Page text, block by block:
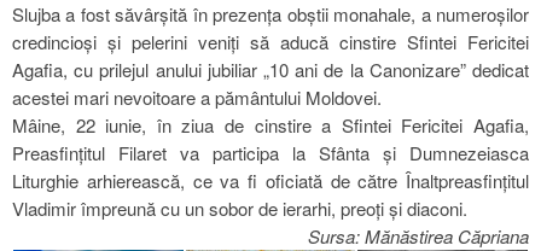
Slujba a fost săvârșită în prezența obștii monahale, a numeroșilor
credincioși și pelerini veniți să aducă cinstire Sfintei Fericitei
Agafia, cu prilejul anului jubiliar „10 ani de la Canonizare” dedicat
acestei mari nevoitoare a pământului Moldovei.
Mâine, 22 iunie, în ziua de cinstire a Sfintei Fericitei Agafia,
Preasfințitul Filaret va participa la Sfânta și Dumnezeiasca
Liturghie arhierească, ce va fi oficiată de către Înaltpreasfințitul
Vladimir împreună cu un sobor de ierarhi, preoți și diaconi.
Sursa: Mănăstirea Căpriana